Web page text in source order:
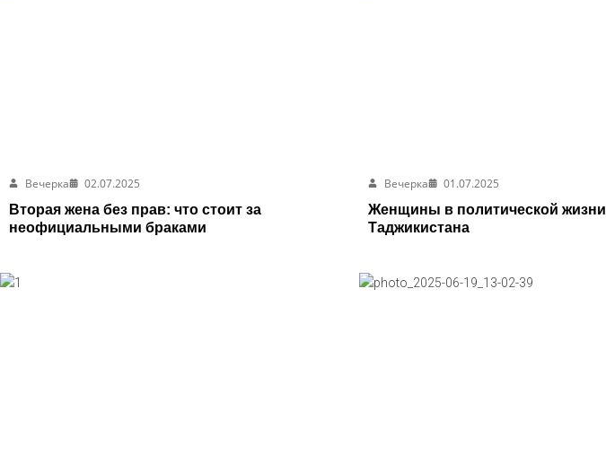
Вечерка
02.07.2025
Вторая жена без прав: что стоит за
неофициальными браками
Вечерка
01.07.2025
Женщины в политической жизни
Таджикистана